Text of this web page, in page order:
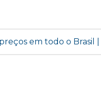
em todo o Brasil |